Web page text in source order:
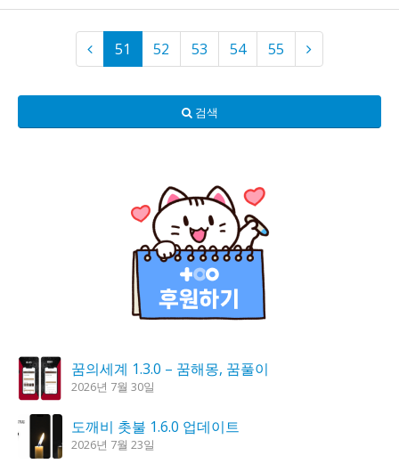
51 52 53 54 55
검색
꿈의세계 1.3.0 – 꿈해몽, 꿈풀이
2026년 7월 30일
도깨비 촛불 1.6.0 업데이트
2026년 7월 23일